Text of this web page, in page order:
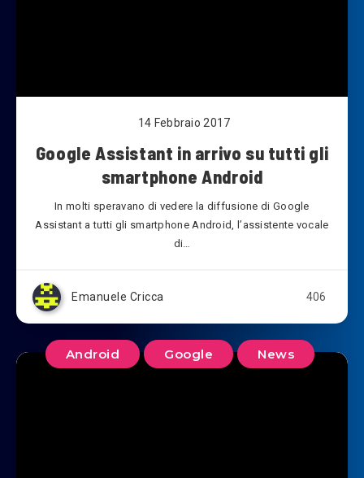
14 Febbraio 2017
Google Assistant in arrivo su tutti gli
smartphone Android
In molti speravano di vedere la diffusione di Google
Assistant a tutti gli smartphone Android, l’assistente vocale
di…
Emanuele Cricca 406
Android Google News